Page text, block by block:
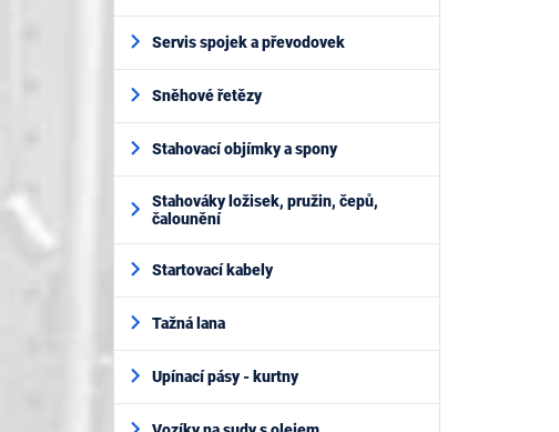
Servis spojek a převodovek
Sněhové řetězy
Stahovací objímky a spony
Stahováky ložisek, pružin, čepů,
čalounění
Startovací kabely
Tažná lana
Upínací pásy - kurtny